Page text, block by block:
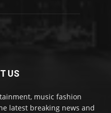
US
music fashion
latest breaking news and